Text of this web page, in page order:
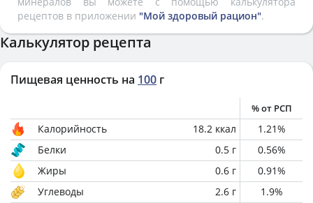
рецептов в приложении "Мой здоровый рацион".
Калькулятор рецепта
Пищевая ценность на 100 г
% от РСП
Калорийность 18.2 ккал 1.21%
Белки
0.5 г 0.56%
Жиры
0.6 г 0.91%
Углеводы
2.6 г 1.9%